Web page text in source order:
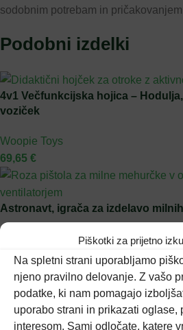
Piškotki za prijetno
Na spletni strani uporabljamo
njeno pravilno delovanje. Z vašo
podatke, ki nam pomagajo
uporabo strani in prikazati oglase,
interesom. Sami odločate, katere
sodobnim potrebam in
Podobni izdelki
4v1 Večfunkcijska hojica –
voziček
Woopie Toys
69,65 €
Astronavt, igrača za izdelavo
15,45 €
Razprodano
Interaktivni sprehajalec 3v1 –